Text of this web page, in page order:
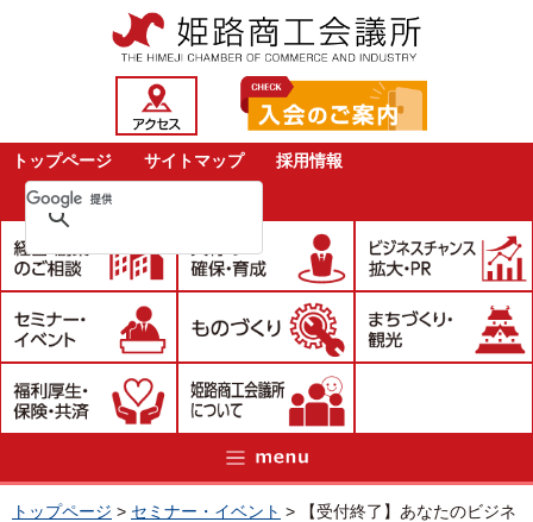
トップページ サイトマップ 採用情報
トップページ > セミナー・イベント >
【受付終了】あなたのビジネ